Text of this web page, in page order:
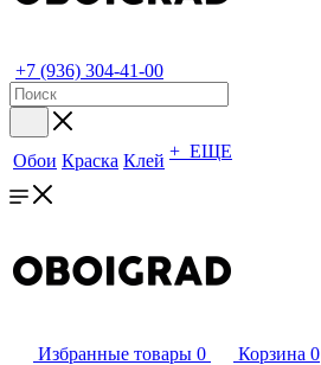
+7 (936) 304-41-00
Обои Краска Клей + ЕЩЕ
Избранные товары 0 Корзина 0